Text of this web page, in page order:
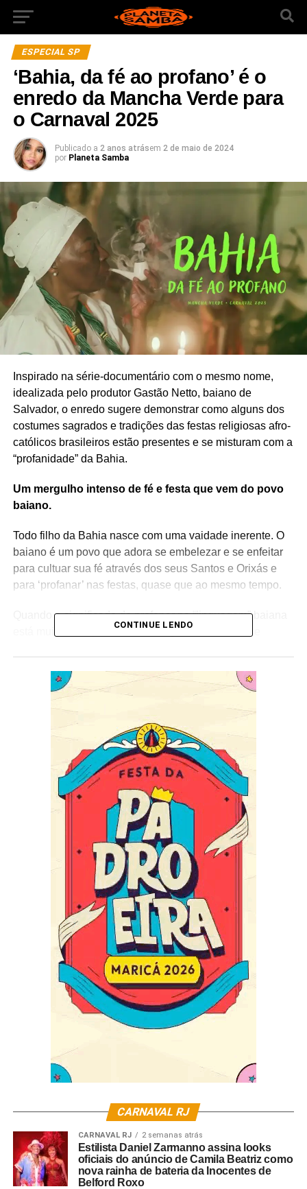
ESPECIAL SP
‘Bahia, da fé ao profano’ é o
enredo da Mancha Verde para
o Carnaval 2025
Publicado a 2 anos atrásem 2 de maio de 2024
por Planeta Samba
Inspirado na série-documentário com o mesmo nome,
idealizada pelo produtor Gastão Netto, baiano de
Salvador, o enredo sugere demonstrar como alguns dos
costumes sagrados e tradições das festas religiosas afro-
católicos brasileiros estão presentes e se misturam com a
“profanidade” da Bahia.
Um mergulho intenso de fé e festa que vem do povo
baiano.
Todo filho da Bahia nasce com uma vaidade inerente. O
baiano é um povo que adora se embelezar e se enfeitar
para cultuar sua fé através dos seus Santos e Orixás e
para ‘profanar’ nas festas, quase que ao mesmo tempo.
Quando o significado de profanar na “linguagem” baiana
está muito mais próximo de festejar, curtir, “comer e
procissões de santos católicos, ou para deixar aflorar as
mais diversas expressões da sua ancestralidade em
forma de cultura, de dança, se deixando levar pelos
diversos ritmos e sons, tradicionais e contemporâneos,
que brotam de todos os cantos da cidade, deixando fluir a
sensualidade e o prazer.
Tudo harmoniosamente misturado. Tudo abençoado,
profanamente permitido e justificado pela fé proferida em
algumas das festividades religiosas das mais importantes
e populares de Salvador e seu entorno. Ali se cultua
Senhor do Bonfim, Iemanjá, São Bartolomeu no
Recôncavo, Bom Jesus dos Navegantes, Santa Bárbara
entre outras centenas de santos e orixás.
Se ouvem os ritmos ancestrais africanos, marcados pelo
toque dos atabaques, se misturando ao canto gregoriano
que surge das igrejas da cidade, ao axé do carnaval, ao
pagodão baiano e ao eletrônico e sistêmico som dos
paredões que brotam da periferia.
Expressões que se renovam a cada dia, nesse lugar de
CONTINUE LENDO
CARNAVAL RJ
CARNAVAL RJ 2 semanas atrás
Estilista Daniel Zarmanno assina looks
oficiais do anúncio de Camila Beatriz como
nova rainha de bateria da Inocentes de
Belford Roxo